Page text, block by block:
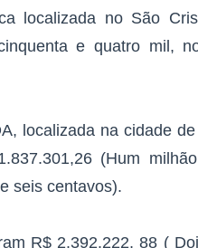
localizada no São
e quatro mil,
localizada na cidade
(Hum
seis centavos).
R$ 2.392.222, 88 (